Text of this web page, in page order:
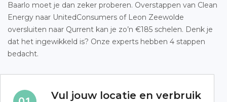
Baarlo moet je dan zeker proberen. Overstappen van Clean
Energy naar UnitedConsumers of Leon Zeewolde
oversluiten naar Qurrent kan je zo’n €185 schelen. Denk je
dat het ingewikkeld is? Onze experts hebben 4 stappen
bedacht.
Vul jouw locatie en verbruik